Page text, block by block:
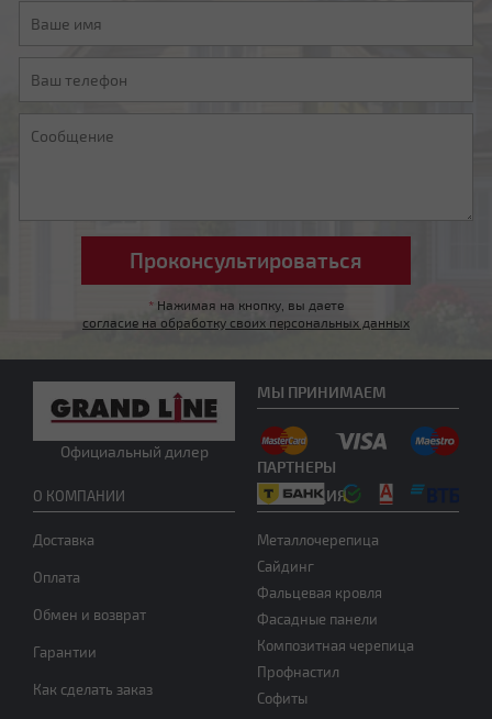
* Нажимая на кнопку, вы даете
согласие на обработку своих персональных данных
Официальный дилер
О КОМПАНИИ
Доставка
Оплата
Обмен и возврат
Гарантии
Как сделать заказ
ПРОДУКЦИЯ
Металлочерепица
Сайдинг
Фальцевая кровля
Фасадные панели
Композитная черепица
Профнастил
Софиты
МЫ ПРИНИМАЕМ
ПАРТНЕРЫ
Другой тип крыши
Нужна консультация